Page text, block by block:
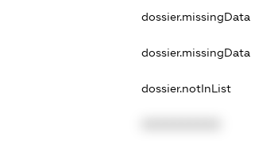
dossier.missingData
dossier.missingData
dossier.notInList